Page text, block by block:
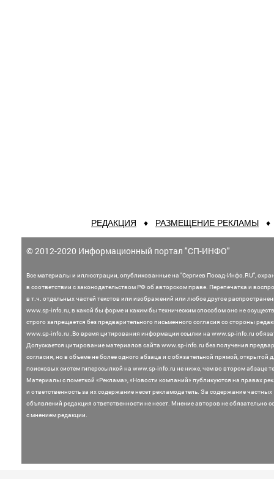
РЕДАКЦИЯ ♦ РАЗМЕЩЕНИЕ РЕКЛАМЫ
© 2012-2020 Информационный портал "СП-ИНФО"
Все материалы и иллюстрации,опубликованные на "Сергиев Посад-Инфо.RU",
в соответствии с законодательством РФ об авторском праве. Перепечатка и
в т.ч. отдельных частей текстов или изображений или любое другое
www.sp-info.ru, в какой бы форме и каким бы техническим способом оно не
строго запрещается без предварительного письменного согласия со стороны
www.sp-info.ru .Во время цитирования информации ссылки на www.sp-info.ru
Допускается цитирование материалов сайта www.sp-info.ru без получения
согласия, но в объеме не более одного абзаца и с обязательной прямой, открытой
поисковых систем гиперссылкой на www.sp-info.ru не ниже, чем во втором абзаце
Материалы с пометкой «Реклама», «Новости компаний» публикуются на правах
и ответственность за их содержание несет рекламодатель. За содержание частных
объявлений редакция ответственности не несет. Мнениеавторов не обязательно
с мнением редакции.